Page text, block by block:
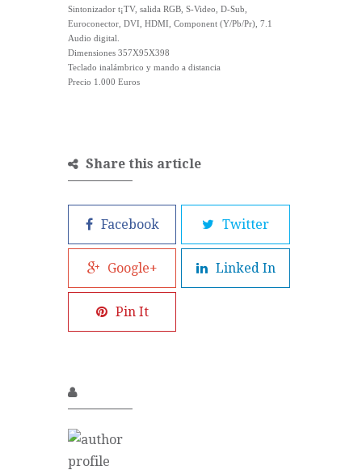
Sintonizador t¡TV, salida RGB, S-Video, D-Sub,
Euroconector, DVI, HDMI, Component (Y/Pb/Pr), 7.1
Audio digital.
Dimensiones 357X95X398
Teclado inalámbrico y mando a distancia
Precio 1.000 Euros
Share this article
Facebook Twitter
Google+ Linked In
Pin It